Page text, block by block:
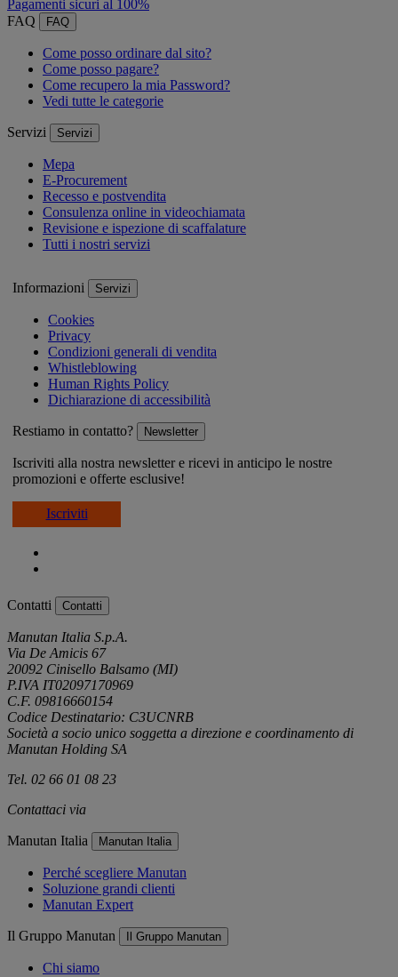
Pagamenti sicuri al 100%
FAQ
FAQ
Come posso ordinare dal sito?
Come posso pagare?
Come recupero la mia Password?
Vedi tutte le categorie
Servizi Servizi
Mepa
E-Procurement
Recesso e postvendita
Consulenza online in videochiamata
Revisione e ispezione di scaffalature
Tutti i nostri servizi
Informazioni Servizi
Cookies
Privacy
Condizioni generali di vendita
Whistleblowing
Human Rights Policy
Dichiarazione di accessibilità
Restiamo in contatto? Newsletter
Iscriviti alla nostra newsletter e ricevi in anticipo le nostre
promozioni e offerte esclusive!
Iscriviti
Contatti Contatti
Manutan Italia S.p.A.
Via De Amicis 67
20092 Cinisello Balsamo (MI)
P.IVA IT02097170969
C.F. 09816660154
Codice Destinatario: C3UCNRB
Società a socio unico soggetta a direzione e coordinamento di
Manutan Holding SA
Tel. 02 66 01 08 23
Contattaci via
Manutan Italia Manutan Italia
Perché scegliere Manutan
Soluzione grandi clienti
Manutan Expert
Il Gruppo Manutan Il Gruppo Manutan
Chi siamo